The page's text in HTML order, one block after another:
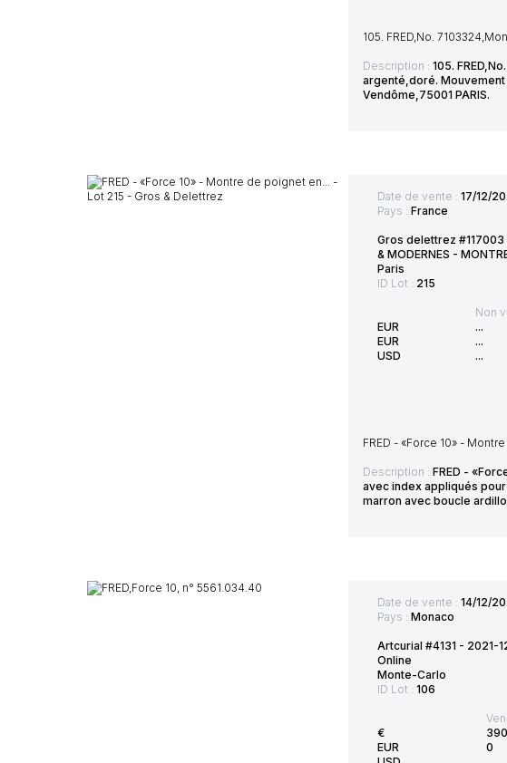
105. FRED,No.
Description : 105.
argenté,doré. Mouvement
Vendôme,75001 PARIS.
Date de vente : 17/12/
Pays : France
Gros delettrez #117003
& MODERNES -
Paris
ID Lot : 215
EUR
EUR
USD
Non
...
...
...
FRED - «Force 10» -
Description : FRED -
avec index appliqués
marron avec boucle
Date de vente : 14/12/
Pays : Monaco
Artcurial #4131 - 2021-
Online
Monte-Carlo
ID Lot : 106
€
EUR
390
0